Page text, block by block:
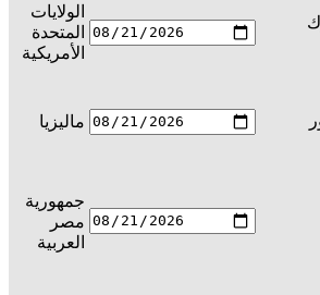
الولايات
المتحدة
الأمريكية
ماليزيا
جمهورية
مصر
العربية